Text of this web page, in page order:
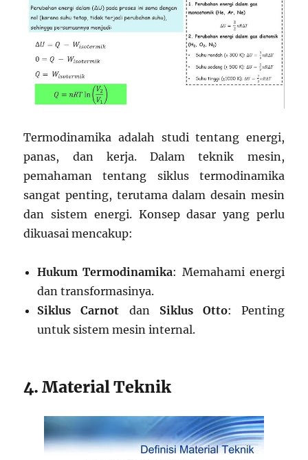
Termodinamika adalah studi tentang energi,
panas, dan kerja. Dalam teknik mesin,
pemahaman tentang siklus termodinamika
sangat penting, terutama dalam desain mesin
dan sistem energi. Konsep dasar yang perlu
dikuasai mencakup:
Hukum Termodinamika: Memahami energi
dan transformasinya.
Siklus Carnot dan Siklus Otto: Penting
untuk sistem mesin internal.
4. Material Teknik